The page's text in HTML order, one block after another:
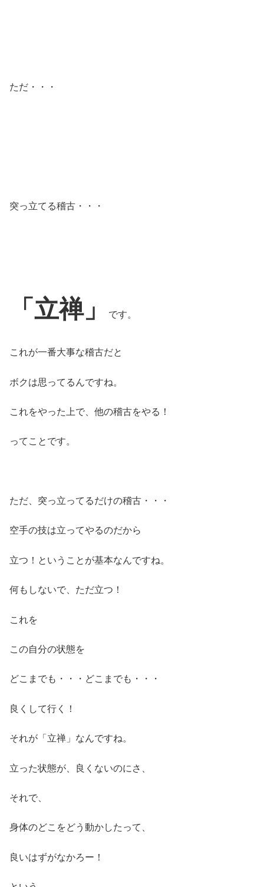
ただ・・・
突っ立てる稽古・・・
「立禅」 です。
これが一番大事な稽古だと
ボクは思ってるんですね。
これをやった上で、他の稽古をやる！
ってことです。
ただ、突っ立ってるだけの稽古・・・
空手の技は立ってやるのだから
立つ！ということが基本なんですね。
何もしないで、ただ立つ！
これを
この自分の状態を
どこまでも・・・どこまでも・・・
良くして行く！
それが「立禅」なんですね。
立った状態が、良くないのにさ、
それで、
身体のどこをどう動かしたって、
良いはずがなかろー！